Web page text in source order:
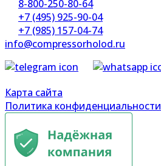
8-800-250-80-64
+7 (495) 925-90-04
+7 (985) 157-04-74
info@compressorholod.ru
Карта сайта
Политика конфиденциальности